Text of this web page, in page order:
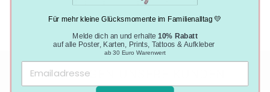
DAS SAGEN UNSERE KUNDEN
Für mehr kleine Glücksmomente im Familienalltag 💛
Melde dich an und erhalte10% Rabatt
auf alle Poster, Karten, Prints, Tattoos & Aufkleber
ab 30 Euro Warenwert